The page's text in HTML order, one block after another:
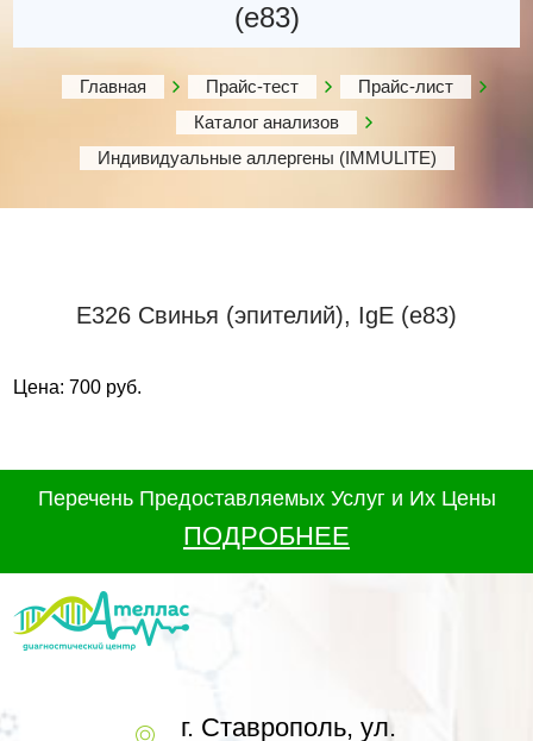
(е83)
Главная Прайс-тест
Прайс-лист
Каталог анализов
Индивидуальные аллергены (IMMULITE)
Е326 Свинья (эпителий), IgE (е83)
Цена: 700 руб.
Перечень Предоставляемых Услуг и Их Цены
ПОДРОБНЕЕ
г. Ставрополь, ул.